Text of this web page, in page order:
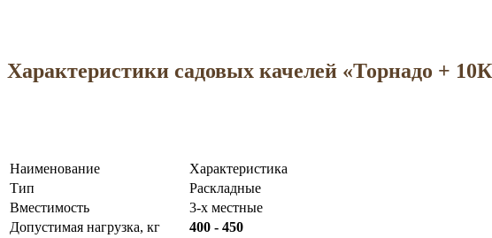
Характеристики садовых качелей «Торнадо + 10К
Наименование
Характеристика
Тип
Раскладные
Вместимость
3-х местные
Допустимая нагрузка, кг
400 - 450